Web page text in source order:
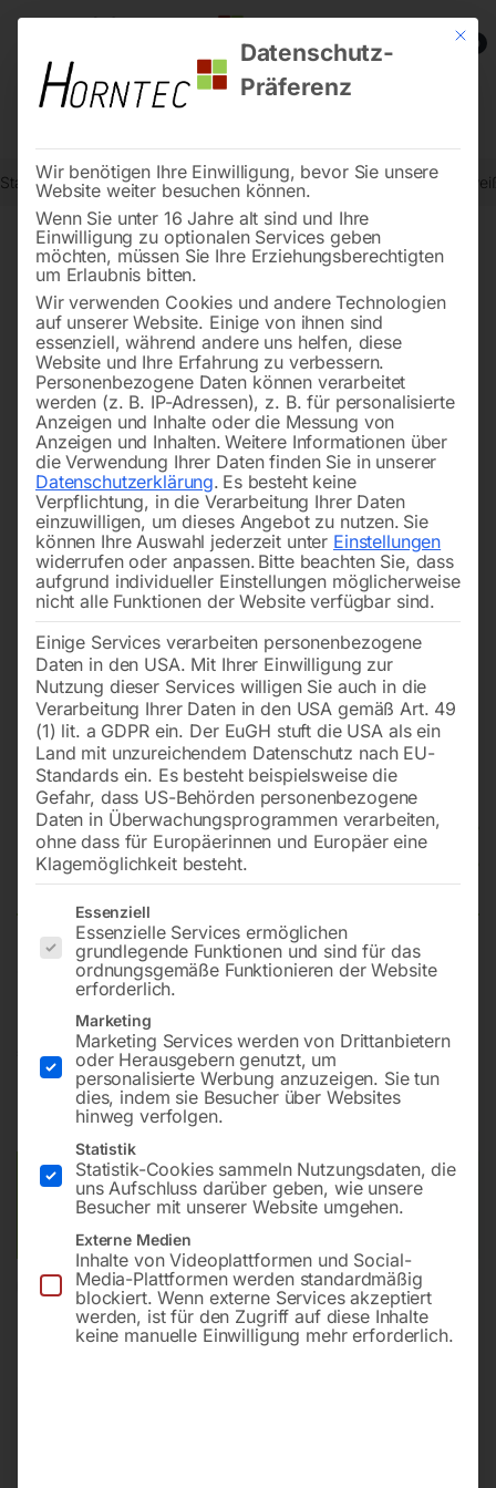
0
Start Schweisstechnologie Absauganlagen Hauptfilter zu
Hauptfilter zu Schweißrauchfilter
& Filter-Table 58659 (Type 109 0010)
390,00
inkl. MwSt. zzgl.Versandkosten
Lieferzeit:ca. 2 - 3 Tage
Versandkosten Standard (Österreich): €10,00
Bitte beachten Sie: Die Versandkosten gelten für Österreich.
Andere Länder können abweichen.
In den Warenkorb
Mit
Datenschutz-
Präferenz
Wir benötigen Ihre Einwilligung, bevor Sie unsere
Website weiter besuchen können.
Wenn Sie unter 16 Jahre alt sind und Ihre
Einwilligung zu optionalen Services geben
möchten, müssen Sie Ihre Erziehungsberechtigten
um Erlaubnis bitten.
Wir verwenden Cookies und andere Technologien
auf unserer Website. Einige von ihnen sind
essenziell, während andere uns helfen, diese
Website und Ihre Erfahrung zu verbessern.
Personenbezogene Daten können verarbeitet
werden (z. B. IP-Adressen), z. B. für personalisierte
Anzeigen und Inhalte oder die Messung von
Anzeigen und Inhalten. Weitere Informationen über
die Verwendung Ihrer Daten finden Sie in unserer
Datenschutzerklärung. Es besteht keine
Verpflichtung, in die Verarbeitung Ihrer Daten
einzuwilligen, um dieses Angebot zu nutzen. Sie
können Ihre Auswahl jederzeit unter Einstellungen
widerrufen oder anpassen. Bitte beachten Sie, dass
aufgrund individueller Einstellungen möglicherweise
nicht alle Funktionen der Website verfügbar sind.
Einige Services verarbeiten personenbezogene
Daten in den USA. Mit Ihrer Einwilligung zur
Nutzung dieser Services willigen Sie auch in die
Verarbeitung Ihrer Daten in den USA gemäß Art. 49
(1) lit. a GDPR ein. Der EuGH stuft die USA als ein
Land mit unzureichendem Datenschutz nach EU-
Standards ein. Es besteht beispielsweise die
Gefahr, dass US-Behörden personenbezogene
Daten in Überwachungsprogrammen verarbeiten,
ohne dass für Europäerinnen und Europäer eine
Klagemöglichkeit besteht.
Es folgt eine Liste der Service-Gruppen, für die eine
Essenziell
Essenzielle Services ermöglichen
grundlegende Funktionen und sind für das
ordnungsgemäße Funktionieren der Website
erforderlich.
Marketing
Marketing Services werden von Drittanbietern
oder Herausgebern genutzt, um
personalisierte Werbung anzuzeigen. Sie tun
dies, indem sie Besucher über Websites
hinweg verfolgen.
Statistik
Statistik-Cookies sammeln Nutzungsdaten, die
uns Aufschluss darüber geben, wie unsere
Besucher mit unserer Website umgehen.
Externe Medien
Inhalte von Videoplattformen und Social-
Media-Plattformen werden standardmäßig
blockiert. Wenn externe Services akzeptiert
werden, ist für den Zugriff auf diese Inhalte
keine manuelle Einwilligung mehr erforderlich.